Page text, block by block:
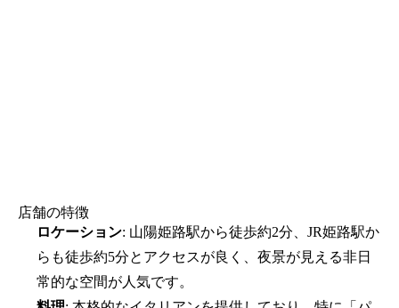
店舗の特徴
ロケーション: 山陽姫路駅から徒歩約2分、JR姫路駅か
らも徒歩約5分とアクセスが良く、夜景が見える非日
常的な空間が人気です。